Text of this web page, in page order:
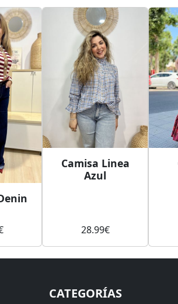
Camisa Linea
Azul
28.99€
CATEGORÍAS